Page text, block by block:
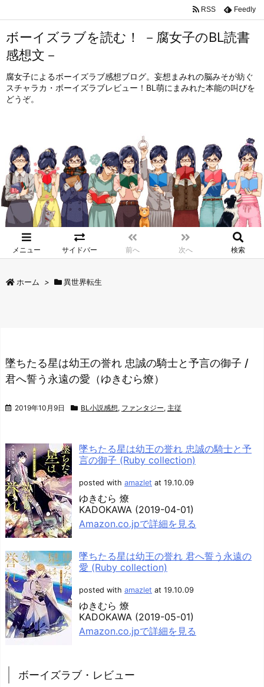
ボーイズラブを読む！ －腐女子のBL読書
感想文－
腐女子によるボーイズラブ感想ブログ。妄想まみれの脳みそが紡ぐ
スチャラカ・ボーイズラブレビュー！BL萌にまみれた本能の叫びを
どうぞ。
メニュー サイドバー 前へ 次へ 検索
RSS Feedly
ホーム > 異世界転生
墜ちたる星は幼王の誉れ 忠誠の騎士と予言の御子 /
君へ誓う永遠の愛（ゆきむら燎）
2019年10月9日 BL小説感想, ファンタジー, 主従
墜ちたる星は幼王の誉れ 忠誠の騎士と予
言の御子 (Ruby collection)
posted with amazlet at 19.10.09
ゆきむら 燎
KADOKAWA (2019-04-01)
Amazon.co.jpで詳細を見る
墜ちたる星は幼王の誉れ 君へ誓う永遠の
愛 (Ruby collection)
posted with amazlet at 19.10.09
ゆきむら 燎
KADOKAWA (2019-05-01)
Amazon.co.jpで詳細を見る
ボーイズラブ・レビュー